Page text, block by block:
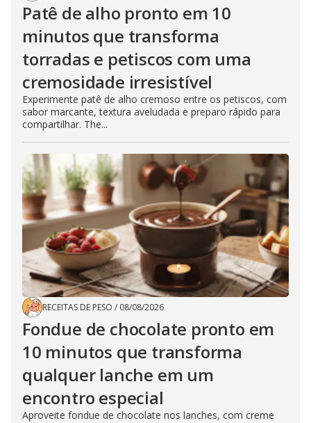
Patê de alho pronto em 10
minutos que transforma
torradas e petiscos com uma
cremosidade irresistível
Experimente patê de alho cremoso entre os petiscos, com
sabor marcante, textura aveludada e preparo rápido para
compartilhar. The...
RECEITAS DE PESO / 08/08/2026
Fondue de chocolate pronto em
10 minutos que transforma
qualquer lanche em um
encontro especial
Aproveite fondue de chocolate nos lanches, com creme